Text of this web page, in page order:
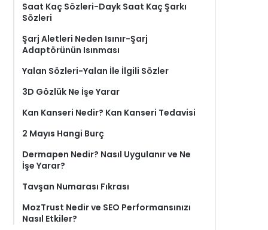
Saat Kaç Sözleri-Dayk Saat Kaç Şarkı
Sözleri
Şarj Aletleri Neden Isınır-Şarj
Adaptörünün Isınması
Yalan Sözleri-Yalan İle İlgili Sözler
3D Gözlük Ne İşe Yarar
Kan Kanseri Nedir? Kan Kanseri Tedavisi
2 Mayıs Hangi Burç
Dermapen Nedir? Nasıl Uygulanır ve Ne
İşe Yarar?
Tavşan Numarası Fıkrası
MozTrust Nedir ve SEO Performansınızı
Nasıl Etkiler?